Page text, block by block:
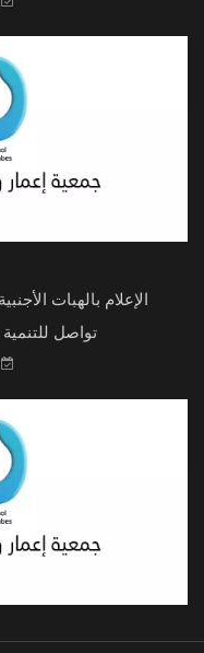
الإعلام بالهبات
تواصل للتنمية